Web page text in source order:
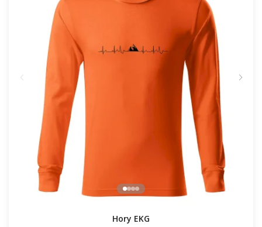
Hory EKG